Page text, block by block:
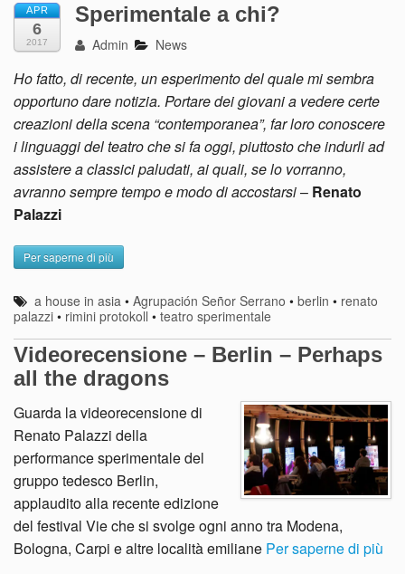
APR
6
2017
Sperimentale a chi?
Admin News
Ho fatto, di recente, un esperimento del quale mi sembra
opportuno dare notizia. Portare dei giovani a vedere certe
creazioni della scena “contemporanea”, far loro conoscere
i linguaggi del teatro che si fa oggi, piuttosto che indurli ad
assistere a classici paludati, ai quali, se lo vorranno,
avranno sempre tempo e modo di accostarsi– Renato
Palazzi
Per saperne di più
a house in asia •Agrupación Señor Serrano •berlin • renato
palazzi • rimini protokoll • teatro sperimentale
Videorecensione – Berlin – Perhaps
all the dragons
Guarda la videorecensione di
Renato Palazzi della
performance sperimentale del
gruppo tedesco Berlin,
applaudito alla recente edizione
del festival Vie che si svolge ogni anno tra Modena,
Bologna, Carpi e altre località emiliane Per saperne di più